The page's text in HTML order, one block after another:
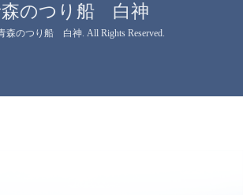
のつり船 白神
森のつり船 白神. All Rights Reserved.